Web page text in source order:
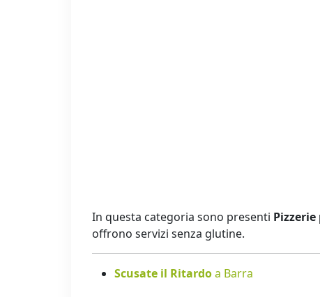
In questa categoria sono presenti Pizzerie
offrono servizi senza glutine.
Scusate il Ritardoa Barra